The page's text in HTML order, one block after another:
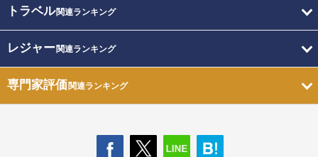
トラベル関連ランキング
レジャー関連ランキング
専門家評価関連ランキング